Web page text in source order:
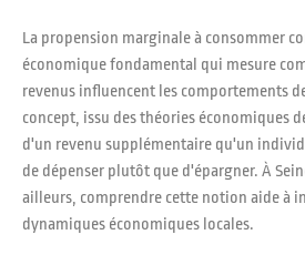
La propension marginale à consommer
économique fondamental qui mesure
revenus influencent les comportements
concept, issu des théories économiques
d'un revenu supplémentaire qu'un
de dépenser plutôt que d'épargner. À
ailleurs, comprendre cette notion aide à
dynamiques économiques locales.